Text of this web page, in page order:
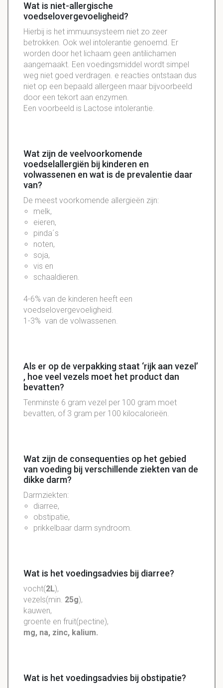
Wat is niet-allergische
voedselovergevoeligheid?
Hierbij is het immuunsysteem niet zo zeer
betrokken. Ook wel intolerantie genoemd. Er
worden door het lichaam geen antilichamen
aangemaakt. Een voedingsmiddel wordt simpel
weg niet goed verdragen. e reacties ontstaan dus
niet op een bepaald allergeen maar bijvoorbeeld
door een tekort aan enzymen.
Een voorbeeld is Lactose intolerantie.
Wat zijn de veelvoorkomende
voedselallergiën bij kinderen en
volwassenen en wat is de prevalentie daar
van?
De meest voorkomende allergieën zijn:
melk,
eieren,
pinda´s
noten,
soja,
vis en
schaaldieren.
4-6% van de kinderen heeft een
voedselovergevoeligheid.
1-3% van de volwassenen.
Als er op de verpakking staat ‘rijk aan vezel’
, hoe veel vezels moet het product dan
bevatten?
Tenminste 6 gram vezel per 100 gram moet
bevatten, of 3 gram per 100 kilocalorieën.
Wat zijn de consequenties op het gebied
van voeding bij verschillende ziekten van de
dikke darm?
Darmziekten:
diarree,
obstipatie,
prikkelbaar darm syndroom.
Wat is het voedingsadvies bij diarree?
vocht(2L),
vezels(min. 25g),
kauwen,
groente en fruit(pectine),
mg, na, zinc, kalium.
Wat is het voedingsadvies bij obstipatie?